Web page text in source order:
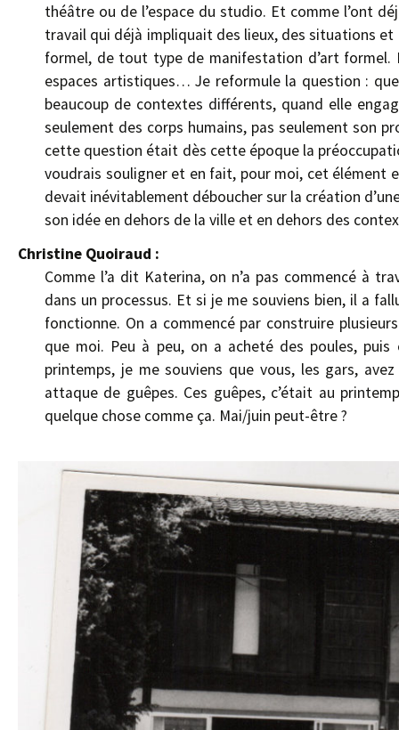
théâtre ou de l’espace du studio. Et comme l’ont
travail qui déjà impliquait des lieux, des situations
formel, de tout type de manifestation d’art
espaces artistiques… Je reformule la question :
beaucoup de contextes différents, quand elle
seulement des corps humains, pas seulement son
cette question était dès cette époque la
voudrais souligner et en fait, pour moi, cet élément
devait inévitablement déboucher sur la création
son idée en dehors de la ville et en dehors des
Christine Quoiraud :
Comme l’a dit Katerina, on n’a pas commencé à
dans un processus. Et si je me souviens bien, il a
fonctionne. On a commencé par construire
que moi. Peu à peu, on a acheté des poules,
printemps, je me souviens que vous, les gars,
attaque de guêpes. Ces guêpes, c’était au
quelque chose comme ça. Mai/juin peut-être ?